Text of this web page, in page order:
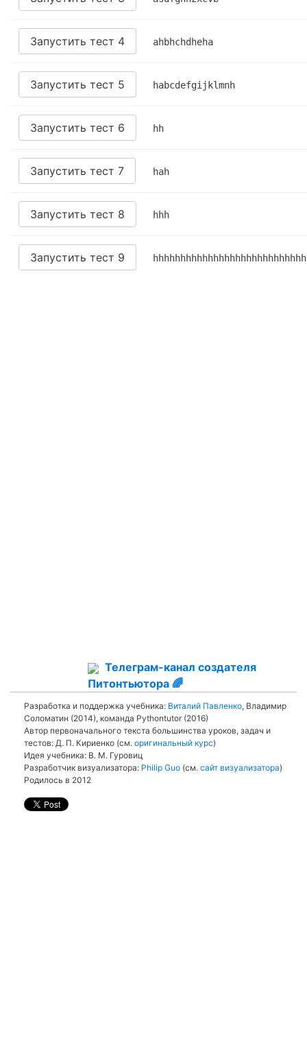
Запустить тест 4 ahbhchdheha
Запустить тест 5 habcdefgijklmnh
Запустить тест 6 hh
Запустить тест 7 hah
Запустить тест 8 hhh
Запустить тест 9
Телеграм-канал создателя
Питонтьютора 🌈
Разработка и поддержка учебника: Виталий Павленко, Владимир
Соломатин (2014), команда Pythontutor (2016)
Автор первоначального текста большинства уроков, задач и
тестов: Д. П. Кириенко (см. оригинальный курс)
Идея учебника: В. М. Гуровиц
Разработчик визуализатора: Philip Guo (см. сайт визуализатора)
Родилось в 2012